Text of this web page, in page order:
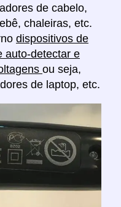
de cabelo,
chaleiras, etc.
dispositivos de
auto-detectar e
ou seja,
de laptop, etc.